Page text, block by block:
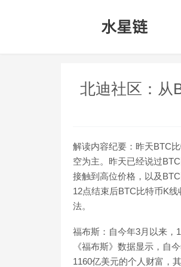
北迪社区：从
解读内容纪要：昨天BTC
空为主。昨天已经说过
接触到高位价格，以及
12点结束后BTC比特币K
法。
福布斯：自今年3月以来，
《福布斯》数据显示，自
1160亿美元的个人财富，